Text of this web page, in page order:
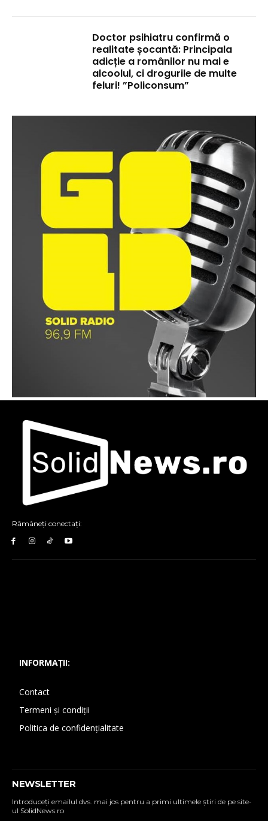
Doctor psihiatru confirmă o
realitate șocantă: Principala
adicție a românilor nu mai e
alcoolul, ci drogurile de multe
feluri! ”Policonsum”
Rămâneți conectați:
INFORMAȚII:
Contact
Termeni și condiții
Politica de confidențialitate
NEWSLETTER
Introduceţi emailul dvs. mai jos pentru a primi ultimele ştiri de pe site-
ul SolidNews.ro